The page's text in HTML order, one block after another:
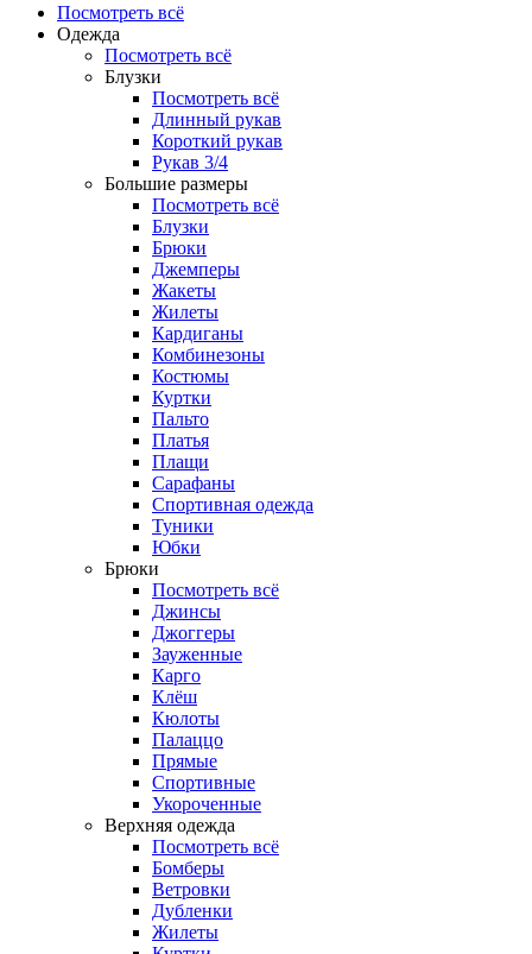
Посмотреть всё
Одежда
Посмотреть всё
Блузки
Посмотреть всё
Длинный рукав
Короткий рукав
Рукав 3/4
Большие размеры
Посмотреть всё
Блузки
Брюки
Джемперы
Жакеты
Жилеты
Кардиганы
Комбинезоны
Костюмы
Куртки
Пальто
Платья
Плащи
Сарафаны
Спортивная одежда
Туники
Юбки
Брюки
Посмотреть всё
Джинсы
Джоггеры
Зауженные
Карго
Клёш
Кюлоты
Палаццо
Прямые
Спортивные
Укороченные
Верхняя одежда
Посмотреть всё
Бомберы
Ветровки
Дубленки
Жилеты